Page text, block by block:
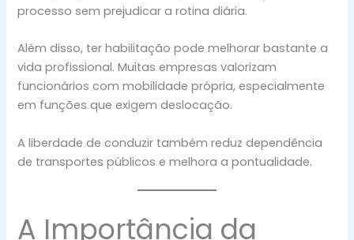
processo sem prejudicar a rotina diária.
Além disso, ter habilitação pode melhorar bastante a
vida profissional. Muitas empresas valorizam
funcionários com mobilidade própria, especialmente
em funções que exigem deslocação.
A liberdade de conduzir também reduz dependência
de transportes públicos e melhora a pontualidade.
A Importância da